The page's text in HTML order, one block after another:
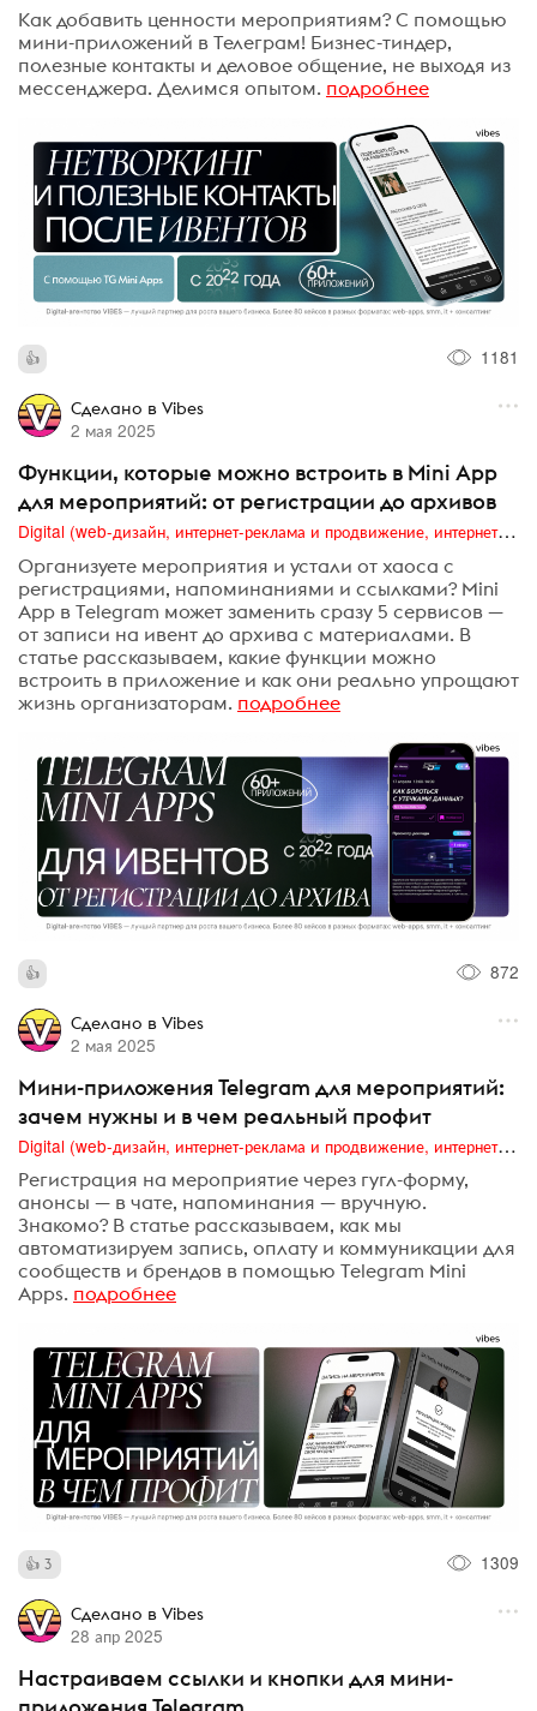
Как добавить ценности мероприятиям? С помощью
мини-приложений в Телеграм! Бизнес-тиндер,
полезные контакты и деловое общение, не выходя из
мессенджера. Делимся опытом. подробнее
1181
Сделано в Vibes
2 мая 2025
Функции, которые можно встроить в Mini App
для мероприятий: от регистрации до архивов
Digital (web-дизайн, интернет-реклама и продвижение, интернет-сообщества и блоги, интернет-коммуникации, мобильный маркетинг, реклама на цифровых экранах)
Организуете мероприятия и устали от хаоса с
регистрациями, напоминаниями и ссылками? Mini
App в Telegram может заменить сразу 5 сервисов —
от записи на ивент до архива с материалами. В
статье рассказываем, какие функции можно
встроить в приложение и как они реально упрощают
жизнь организаторам. подробнее
872
Сделано в Vibes
2 мая 2025
Мини-приложения Telegram для мероприятий:
зачем нужны и в чем реальный профит
Digital (web-дизайн, интернет-реклама и продвижение, интернет-сообщества и блоги, интернет-коммуникации, мобильный маркетинг, реклама на цифровых экранах)
Регистрация на мероприятие через гугл-форму,
анонсы — в чате, напоминания — вручную.
Знакомо? В статье рассказываем, как мы
автоматизируем запись, оплату и коммуникации для
сообществ и брендов в помощью Telegram Mini
Apps. подробнее
3 1309
Сделано в Vibes
28 апр 2025
Настраиваем ссылки и кнопки для мини-